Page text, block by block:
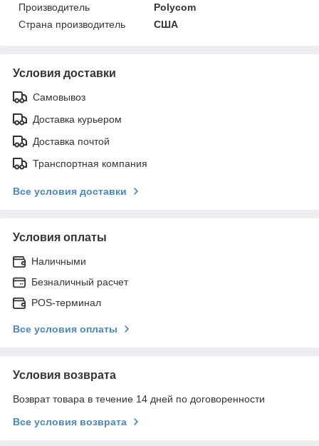
Производитель
Polycom
Страна производитель
США
Условия доставки
Самовывоз
Доставка курьером
Доставка почтой
Транспортная компания
Все условия доставки
Условия оплаты
Наличными
Безналичный расчет
POS-терминал
Все условия оплаты
Условия возврата
Возврат товара в течение 14 дней по договоренности
Все условия возврата